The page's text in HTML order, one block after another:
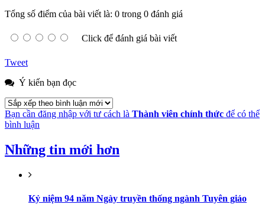
Tổng số điểm của bài viết là: 0 trong 0 đánh giá
Click để đánh giá bài viết
Tweet
Ý kiến bạn đọc
Bạn cần đăng nhập với tư cách là Thành viên chính thức để có thể
bình luận
Những tin mới hơn
Kỷ niệm 94 năm Ngày truyền thống ngành Tuyên giáo